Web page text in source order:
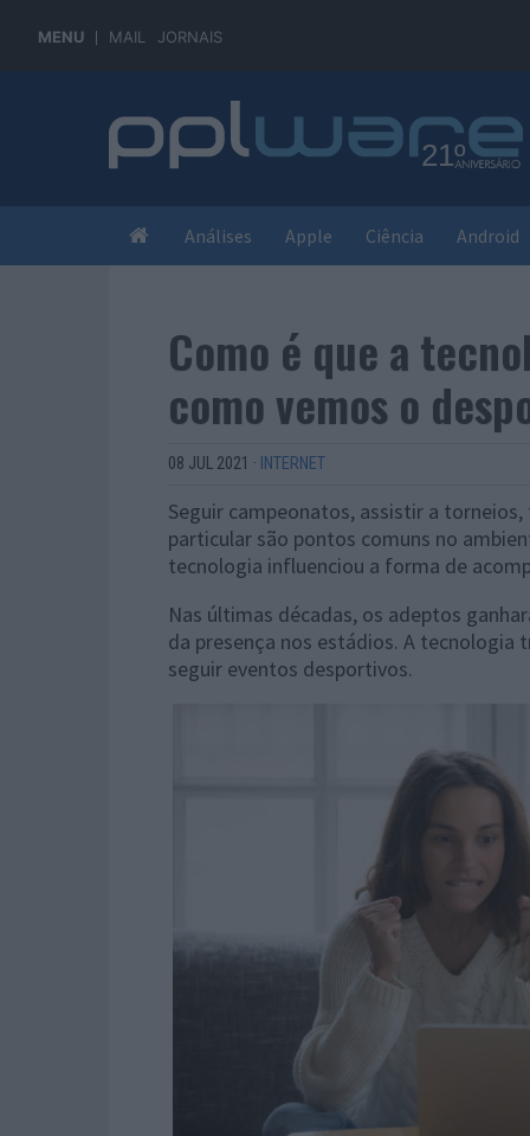
MENU MAIL JORNAIS
Análises Apple Ciência Android
Como é que a
como vemos o
08 JUL 2021 · INTERNET
Seguir campeonatos, assistir a
particular são pontos comuns no
tecnologia influenciou a forma de
Nas últimas décadas, os adeptos
da presença nos estádios. A tecnologia
seguir eventos desportivos.